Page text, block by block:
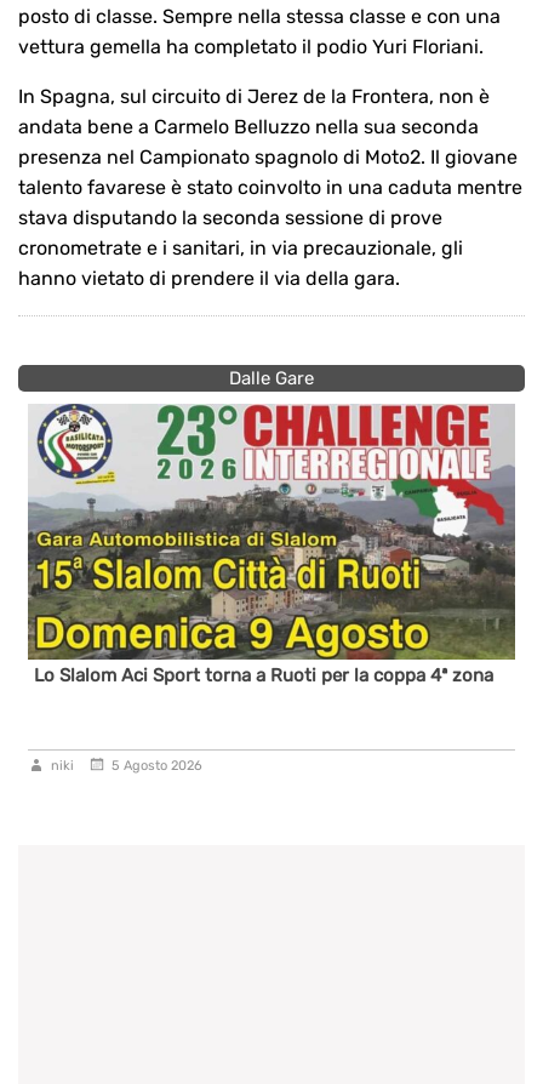
posto di classe. Sempre nella stessa classe e con una
vettura gemella ha completato il podio Yuri Floriani.
In Spagna, sul circuito di Jerez de la Frontera, non è
andata bene a Carmelo Belluzzo nella sua seconda
presenza nel Campionato spagnolo di Moto2. Il giovane
talento favarese è stato coinvolto in una caduta mentre
stava disputando la seconda sessione di prove
cronometrate e i sanitari, in via precauzionale, gli
hanno vietato di prendere il via della gara.
Dalle Gare
Lo Slalom Aci Sport torna a Ruoti per la coppa 4ª zona
niki 5 Agosto 2026